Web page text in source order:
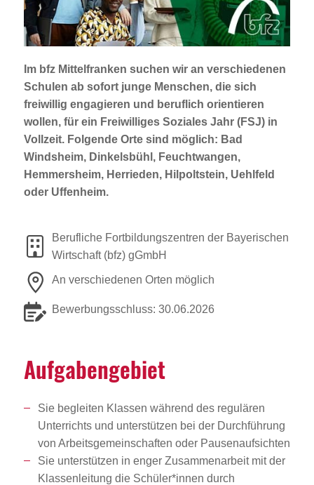
Jobportal
Presse und Medien
bbw e. V.
Karriere
Presse
Im bfz Mittelfranken suchen wir an verschiedenen
Schulen ab sofort junge Menschen, die sich
freiwillig engagieren und beruflich orientieren
wollen, für ein Freiwilliges Soziales Jahr (FSJ)in
Vollzeit. Folgende Orte sind möglich: Bad
Windsheim, Dinkelsbühl, Feuchtwangen,
Hemmersheim, Herrieden, Hilpoltstein, Uehlfeld
oder Uffenheim.
Berufliche Fortbildungszentren der Bayerischen
Wirtschaft (bfz) gGmbH
An verschiedenen Orten möglich
Bewerbungsschluss: 30.06.2026
Aufga­ben­ge­biet
Sie begleiten Klassen während des regulären
Unterrichts und unterstützen bei der Durchführung
von Arbeitsgemeinschaften oder Pausenaufsichten
Sie unterstützen in enger Zusammenarbeit mit der
Klassenleitung die Schüler*innen durch